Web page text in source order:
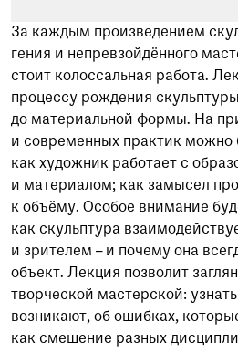
За каждым произведением
гения и непревзойдённого
стоит колоссальная работа.
процессу рождения
до материальной формы. На
и современных практик можно
как художник работает с
и материалом; как замысел
к объёму. Особое внимание
как скульптура
и зрителем – и почему она
объект. Лекция позволит
творческой мастерской:
возникают, об ошибках,
как смешение разных